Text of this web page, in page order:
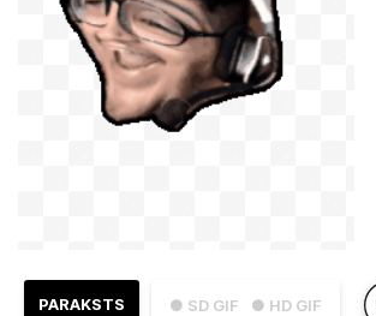
● SD GIF ● HD GIF
PARAKSTS